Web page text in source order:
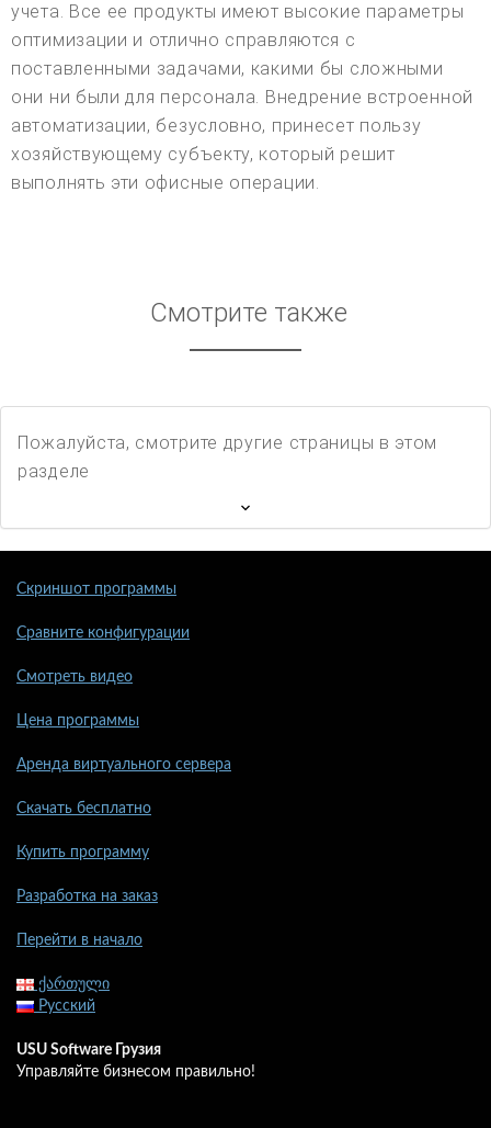
учета. Все ее продукты имеют высокие параметры
оптимизации и отлично справляются с
поставленными задачами, какими бы сложными
они ни были для персонала. Внедрение встроенной
автоматизации, безусловно, принесет пользу
хозяйствующему субъекту, который решит
выполнять эти офисные операции.
Смотрите также
Пожалуйста, смотрите другие страницы в этом
разделе
Скриншот программы
Сравните конфигурации
Смотреть видео
Цена программы
Аренда виртуального сервера
Скачать бесплатно
Купить программу
Разработка на заказ
Перейти в начало
ქართული
Русский
USU Software Грузия
Управляйте бизнесом правильно!